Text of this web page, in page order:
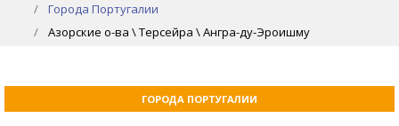
Города Португалии
Азорские о-ва \ Терсейра \ Ангра-ду-Эроишму
ГОРОДА ПОРТУГАЛИИ